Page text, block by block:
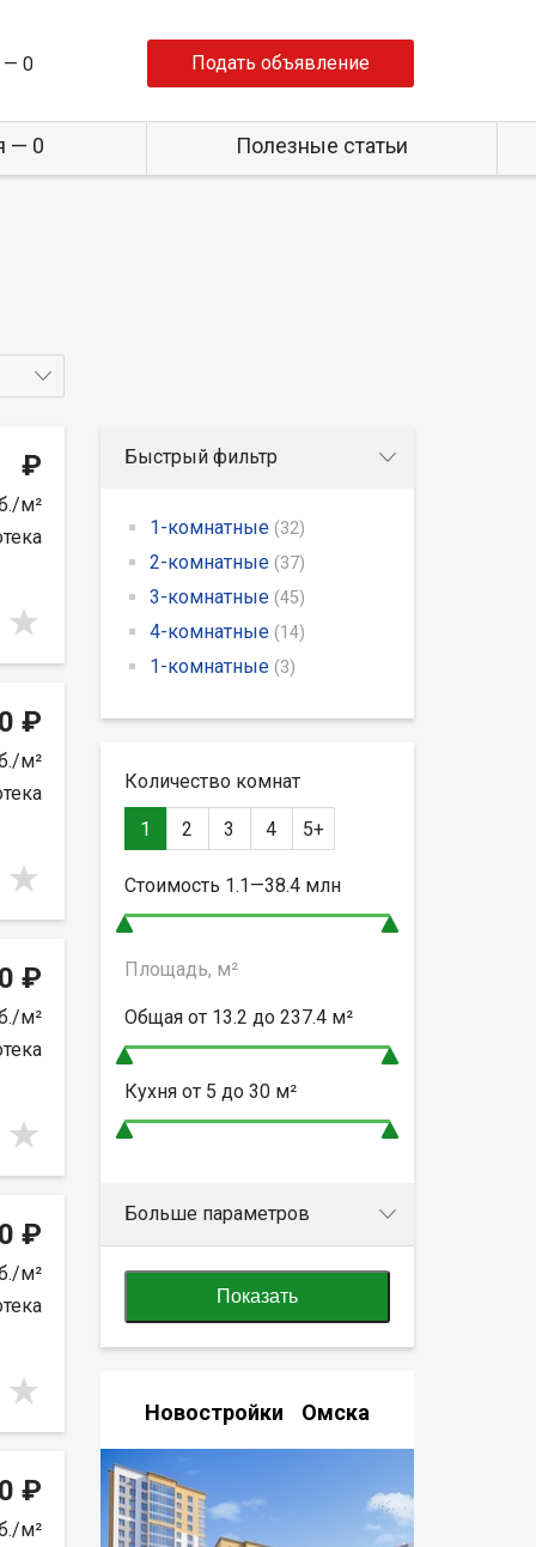
— 0 Подать объявление
— 0 Полезные статьи
₽
м²
₽
м²
₽
м²
₽
м²
₽
м²
Быстрый фильтр
1-комнатные (32)
2-комнатные (37)
3-комнатные (45)
4-комнатные (14)
1-комнатные (3)
Количество комнат
1 2 3 4 5+
Стоимость 1.1—38.4млн
Площадь, м²
Общая от 13.2 до 237.4м²
Кухня от 5 до 30м²
Больше параметров
Показать
Новостройки Омска